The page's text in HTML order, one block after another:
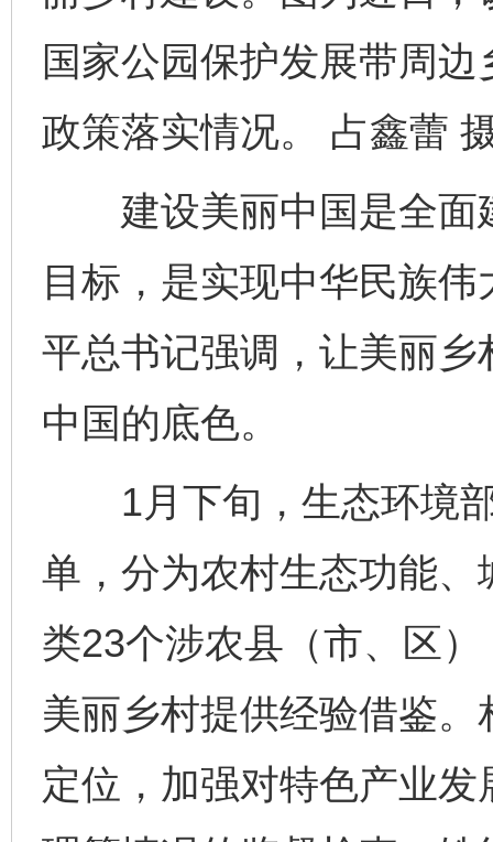
国家公园保护发展带周
政策落实情况。 占鑫蕾
建设美丽中国是全面
目标，是实现中华民族
平总书记强调，让美丽
中国的底色。
1月下旬，生态环境部
单，分为农村生态功能
类23个涉农县（市、区
美丽乡村提供经验借鉴
定位，加强对特色产业